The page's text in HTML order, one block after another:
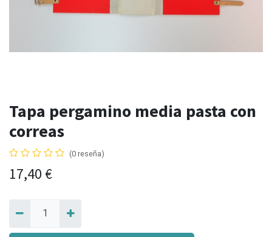
Tapa pergamino media pasta con
correas
(0 reseña)
17,40 €